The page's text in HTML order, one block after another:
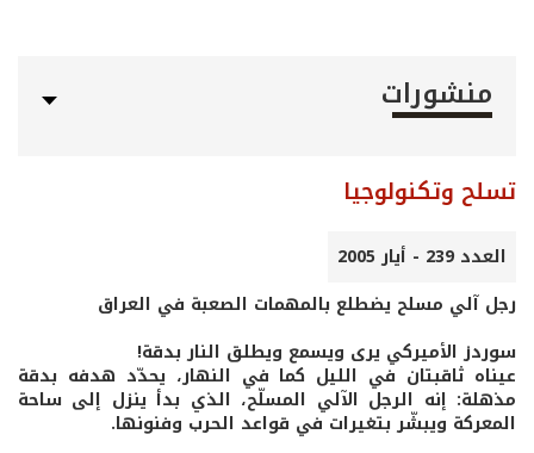
منشورات
تسلح وتكنولوجيا
العدد 239 - أيار 2005
رجل آلي مسلح يضطلع بالمهمات الصعبة في العراق
سوردز الأميركي يرى ويسمع ويطلق النار بدقة!
عيناه ثاقبتان في الليل كما في النهار، يحدّد هدفه بدقة
مذهلة: إنه الرجل الآلي المسلّح، الذي بدأ ينزل إلى ساحة
المعركة ويبشّر بتغيرات في قواعد الحرب وفنونها.